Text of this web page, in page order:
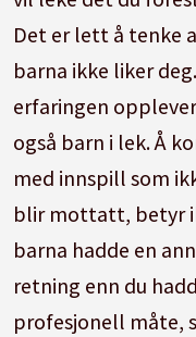
som å si «og så
kan du begynne å
barna er
en liten mus, og få
tror jeg skal finne
La det ikke bli et
ikke vil leke det
innspill som ikke
Det er lett å tenke
barna ikke liker
erfaringen
også barn i lek. Å
med innspill som
blir mottatt, betyr
barna hadde en
retning enn du
profesjonell måte,